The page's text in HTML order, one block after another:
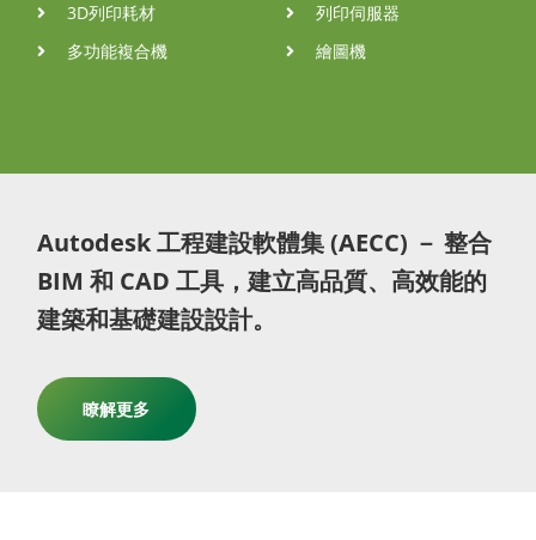
3D列印耗材
多功能複合機
列印伺服器
繪圖機
Autodesk 工程建設軟體集 (AECC) － 整合
BIM 和 CAD 工具，建立高品質、高效能的
建築和基礎建設設計。
瞭解更多